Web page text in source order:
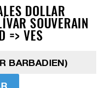
DOLLAR
SOUVERAIN
=> VES
BARBADIEN)